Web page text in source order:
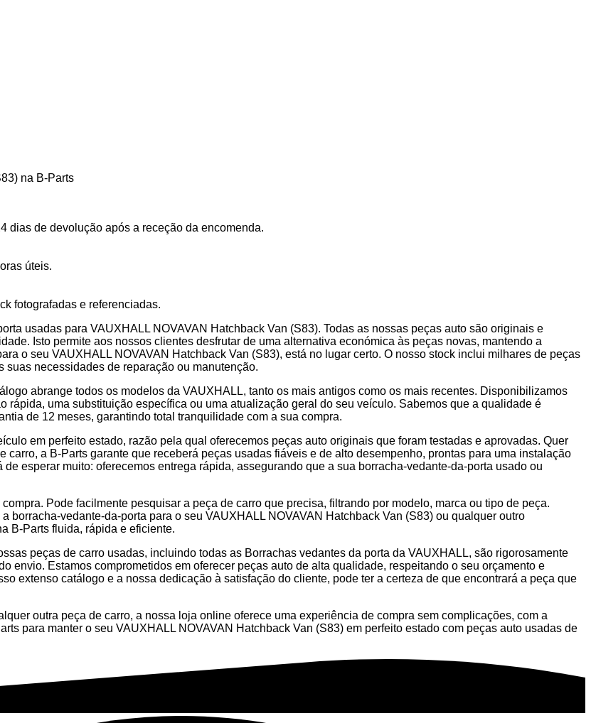
na B-Parts
dias de devolução após a receção da encomenda.
úteis.
fotografadas e referenciadas.
usadas para VAUXHALL NOVAVAN Hatchback Van (S83). Todas as nossas peças auto são originais e
Isto permite aos nossos clientes desfrutar de uma alternativa económica às peças novas, mantendo a
o seu VAUXHALL NOVAVAN Hatchback Van (S83), está no lugar certo. O nosso stock inclui milhares de peças
necessidades de reparação ou manutenção.
abrange todos os modelos da VAUXHALL, tanto os mais antigos como os mais recentes. Disponibilizamos
rápida, uma substituição específica ou uma atualização geral do seu veículo. Sabemos que a qualidade é
de 12 meses, garantindo total tranquilidade com a sua compra.
em perfeito estado, razão pela qual oferecemos peças auto originais que foram testadas e aprovadas. Quer
a B-Parts garante que receberá peças usadas fiáveis e de alto desempenho, prontas para uma instalação
esperar muito: oferecemos entrega rápida, assegurando que a sua borracha-vedante-da-porta usado ou
Pode facilmente pesquisar a peça de carro que precisa, filtrando por modelo, marca ou tipo de peça.
borracha-vedante-da-porta para o seu VAUXHALL NOVAVAN Hatchback Van (S83) ou qualquer outro
B-Parts fluida, rápida e eficiente.
peças de carro usadas, incluindo todas as Borrachas vedantes da porta da VAUXHALL, são rigorosamente
envio. Estamos comprometidos em oferecer peças auto de alta qualidade, respeitando o seu orçamento e
extenso catálogo e a nossa dedicação à satisfação do cliente, pode ter a certeza de que encontrará a peça que
outra peça de carro, a nossa loja online oferece uma experiência de compra sem complicações, com a
para manter o seu VAUXHALL NOVAVAN Hatchback Van (S83) em perfeito estado com peças auto usadas de